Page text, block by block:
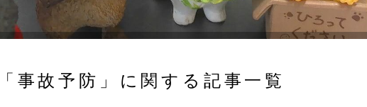
「事故予防」に関する記事一覧